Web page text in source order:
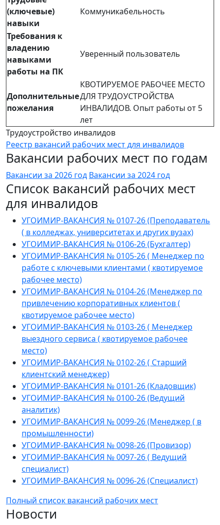
(ключевые)
навыки
Коммуникабельность
Требования к
владению
навыками
работы на ПК
Уверенный пользователь
Дополнительные
пожелания
КВОТИРУЕМОЕ РАБОЧЕЕ МЕСТО
ДЛЯ ТРУДОУСТРОЙСТВА
ИНВАЛИДОВ. Опыт работы от 5
лет
Трудоустройство инвалидов
Реестр вакансий рабочих мест для инвалидов
Вакансии рабочих мест по годам
Вакансии за 2026 год Вакансии за 2024 год
Список вакансий рабочих мест
для инвалидов
УГОИМИР-ВАКАНСИЯ № 0107-26 (Преподаватель
( в колледжах, университетах и других вузах)
УГОИМИР-ВАКАНСИЯ № 0106-26 (Бухгалтер)
УГОИМИР-ВАКАНСИЯ № 0105-26 ( Менеджер по
работе с ключевыми клиентами ( квотируемое
рабочее место)
УГОИМИР-ВАКАНСИЯ № 0104-26 (Менеджер по
привлечению корпоративных клиентов (
квотируемое рабочее место)
УГОИМИР-ВАКАНСИЯ № 0103-26 ( Менеджер
выездного сервиса ( квотируемое рабочее
место)
УГОИМИР-ВАКАНСИЯ № 0102-26 ( Старший
клиентский менеджер)
УГОИМИР-ВАКАНСИЯ № 0101-26 (Кладовщик)
УГОИМИР-ВАКАНСИЯ № 0100-26 (Ведущий
аналитик)
УГОИМИР-ВАКАНСИЯ № 0099-26 (Менеджер ( в
промышленности)
УГОИМИР-ВАКАНСИЯ № 0098-26 (Провизор)
УГОИМИР-ВАКАНСИЯ № 0097-26 ( Ведущий
специалист)
УГОИМИР-ВАКАНСИЯ № 0096-26 (Специалист)
Полный список вакансий рабочих мест
Новости